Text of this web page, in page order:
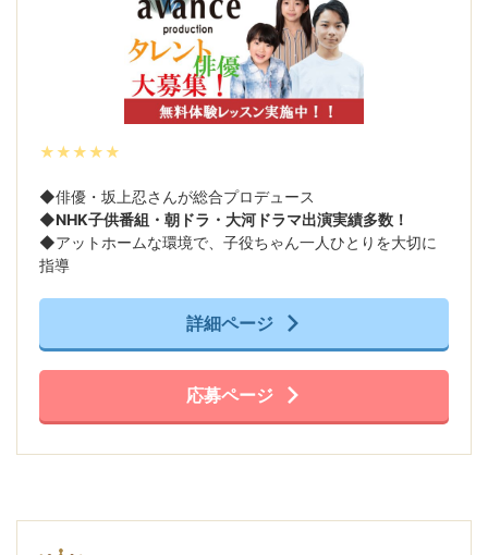
★★★★★
◆俳優・坂上忍さんが総合プロデュース
◆NHK子供番組・朝ドラ・大河ドラマ出演実績多数！
◆アットホームな環境で、子役ちゃん一人ひとりを大切に
指導
詳細ページ
応募ページ